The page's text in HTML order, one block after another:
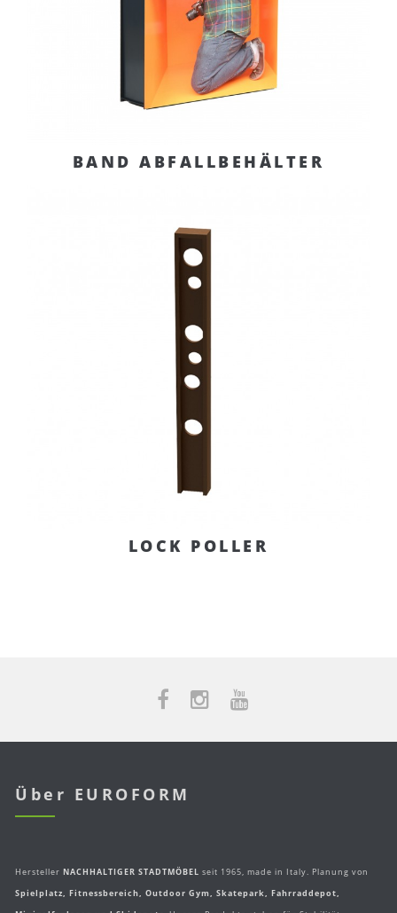
BAND ABFALLBEHÄLTER
LOCK POLLER
Über EUROFORM
HerstellerNACHHALTIGER STADTMÖBEL seit 1965, made in Italy. Planung von
Spielplatz, Fitnessbereich, Outdoor Gym, Skatepark, Fahrraddepot,